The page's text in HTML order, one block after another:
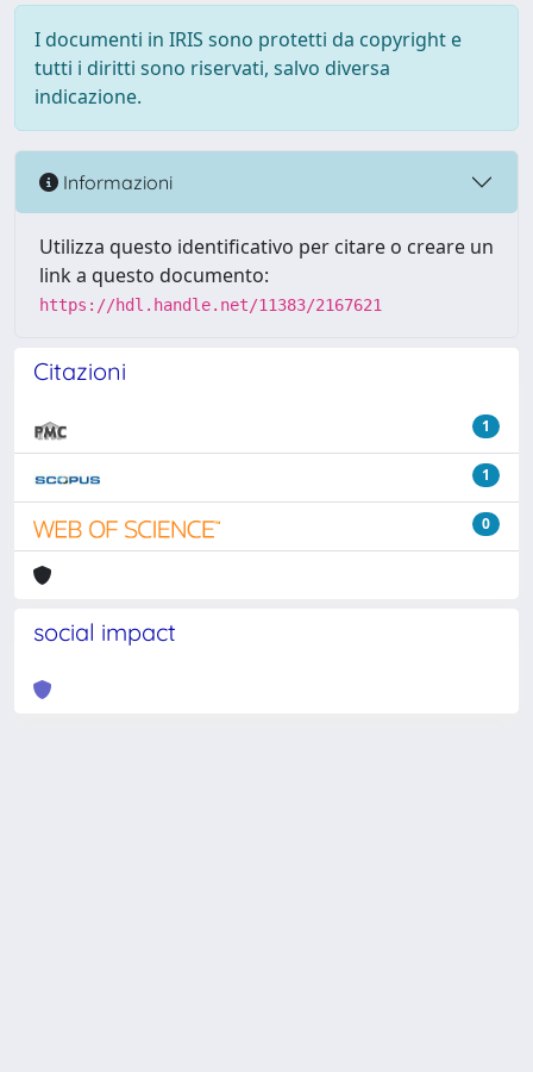
I documenti in IRIS sono protetti da copyright e
tutti i diritti sono riservati, salvo diversa
indicazione.
Informazioni
Utilizza questo identificativo per citare o creare un
link a questo documento:
https://hdl.handle.net/11383/2167621
Citazioni
1
1
0
social impact